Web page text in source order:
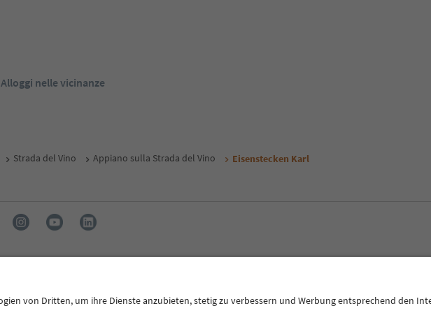
Alloggi nelle vicinanze
Strada del Vino Appiano sulla Strada del Vino Eisenstecken Karl